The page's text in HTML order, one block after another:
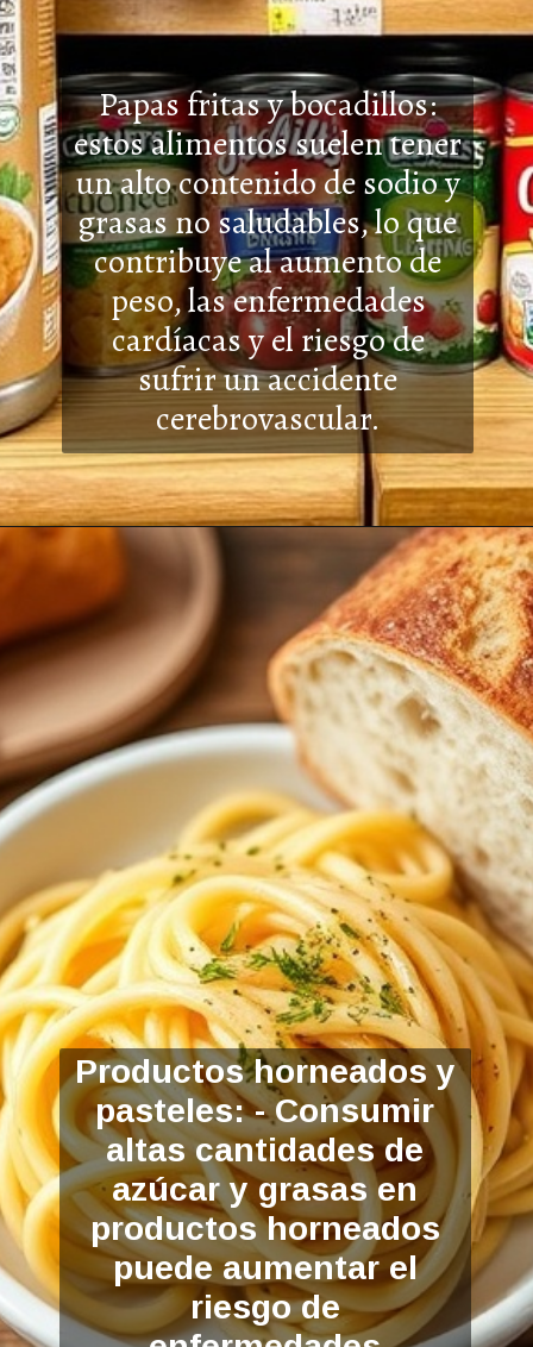
Papas fritas y bocadillos:
estos alimentos suelen tener
un alto contenido de sodio y
grasas no saludables, lo que
contribuye al aumento de
peso, lasenfermedades
cardíacas y el riesgo de
sufrir un accidente
cerebrovascular.
Productos horneados y
pasteles: - Consumir
altas cantidades de
azúcar y grasas en
productos horneados
puede aumentar el
riesgo de